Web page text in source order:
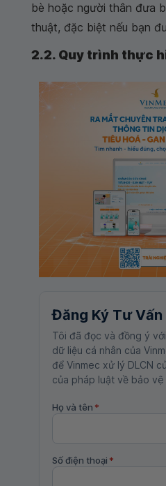
bè hoặc người thân đưa
thuật, đặc biệt nếu bạn
2.2. Quy trình thực
Đăng Ký Tư Vấn
Tôi đã đọc và đồng ý
dữ liệu cá nhân của
để Vinmec xử lý DLCN
của pháp luật về bảo vệ
Họ và tên *
Số điện thoại *